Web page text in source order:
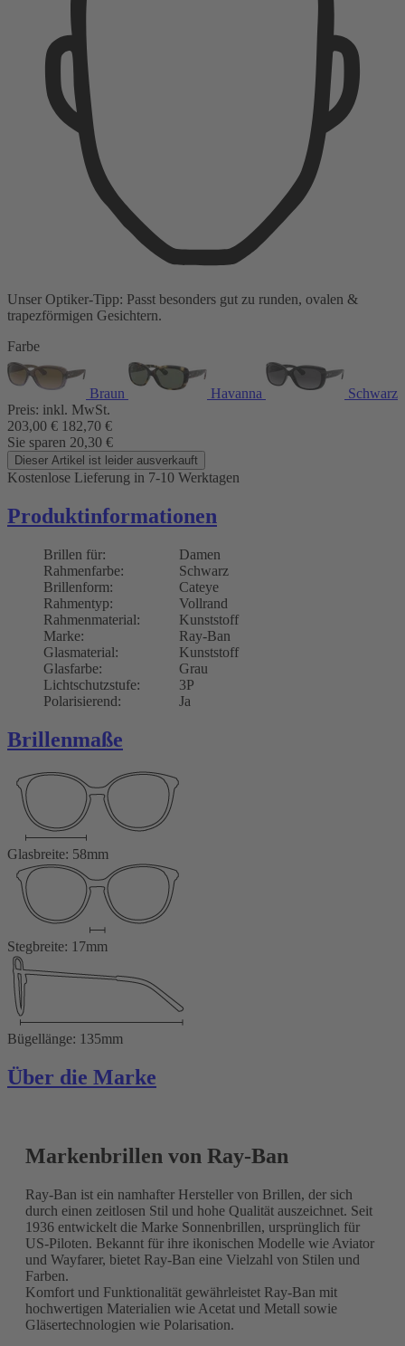
Unser Optiker-Tipp: Passt besonders gut zu runden, ovalen &
trapezförmigen Gesichtern.
Farbe
Braun Havanna
Schwarz
Preis: inkl. MwSt.
203,00 € 182,70 €
Sie sparen 20,30 €
Dieser Artikel ist leider ausverkauft
Kostenlose Lieferung in 7-10 Werktagen
Produktinformationen
Brillen für:
Damen
Rahmenfarbe:
Schwarz
Brillenform:
Cateye
Rahmentyp:
Vollrand
Rahmenmaterial:
Kunststoff
Marke:
Ray-Ban
Glasmaterial:
Kunststoff
Glasfarbe:
Grau
Lichtschutzstufe:
3P
Polarisierend:
Ja
Brillenmaße
Glasbreite: 58mm
Stegbreite: 17mm
Bügellänge: 135mm
Über die Marke
Markenbrillen von Ray-Ban
Ray-Ban ist ein namhafter Hersteller von Brillen, der sich
durch einen zeitlosen Stil und hohe Qualität auszeichnet. Seit
1936 entwickelt die Marke Sonnenbrillen, ursprünglich für
US-Piloten. Bekannt für ihre ikonischen Modelle wie Aviator
und Wayfarer, bietet Ray-Ban eine Vielzahl von Stilen und
Farben.
Komfort und Funktionalität gewährleistet Ray-Ban mit
hochwertigen Materialien wie Acetat und Metall sowie
Gläsertechnologien wie Polarisation.